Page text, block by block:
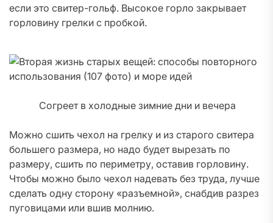
если это свитер-гольф. Высокое горло закрывает
горловину грелки с пробкой.
Согреет в холодные зимние дни и вечера
Можно сшить чехол на грелку и из старого свитера
большего размера, но надо будет вырезать по
размеру, сшить по периметру, оставив горловину.
Чтобы можно было чехол надевать без труда, лучше
сделать одну сторону «разъемной», снабдив разрез
пуговицами или вшив молнию.